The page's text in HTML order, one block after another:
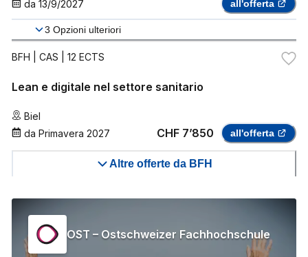
da 13/9/2027 all'offerta
3 Opzioni ulteriori
BFH | CAS | 12 ECTS
Lean e digitale nel settore sanitario
Biel
da Primavera 2027 CHF 7’850 all'offerta
Altre offerte da BFH
OST – Ostschweizer Fachhochschule